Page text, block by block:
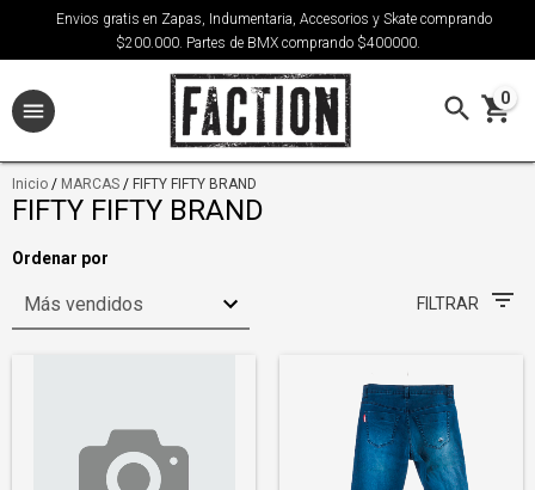
Envios gratis en Zapas, Indumentaria, Accesorios y Skate comprando
$200.000. Partes de BMX comprando $400000.
0
Inicio / MARCAS / FIFTY FIFTY BRAND
FIFTY FIFTY BRAND
Ordenar por
FILTRAR